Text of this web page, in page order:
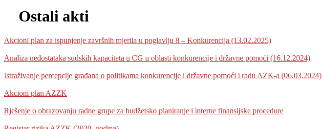
Ostali akti
Akcioni plan za ispunjenje završnih mjerila u poglavlju 8 – Konkurencija (13.02.2025)
Analiza nedostataka sudskih kapaciteta u CG u oblasti konkurencije i državne pomoći (16.12.2024)
Istraživanje percepcije građana o politikama konkurencije i državne pomoći i radu AZK-a (06.03.2024)
Akcioni plan AZZK
Rješenje o obrazovanju radne grupe za budžetsko planiranje i interne finansijske procedure